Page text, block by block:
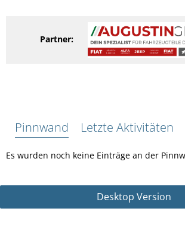
Partner:
Pinnwand Letzte Aktivitäten
Es wurden noch keine Einträge an der
Desktop Version